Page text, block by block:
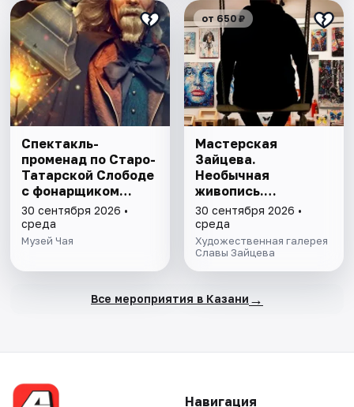
Спектакль-
променад по Старо-
Татарской Слободе
с фонарщиком
Фаролеро
30 сентября 2026 •
среда
Музей Чая
от 650 ₽
Мастерская
Зайцева.
Необычная
живопись.
Необычная графика
30 сентября 2026 •
среда
Художественная галерея
Славы Зайцева
Все мероприятия в Казани →
Навигация